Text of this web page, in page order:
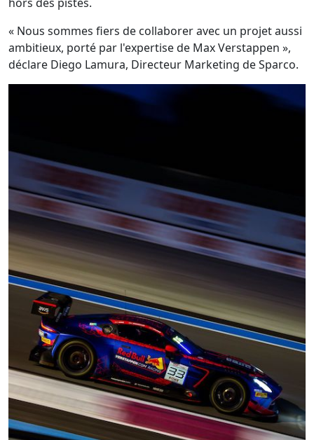
« Nous sommes fiers de collaborer avec un projet aussi
ambitieux, porté par l'expertise de Max Verstappen »,
déclare Diego Lamura, Directeur Marketing de Sparco.